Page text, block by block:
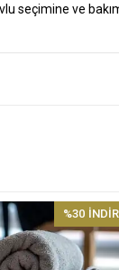
seçimine ve
%30